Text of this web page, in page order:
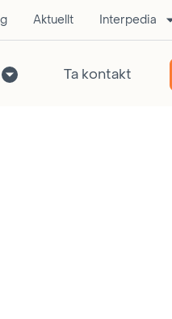
Aktuellt Interpedia
Ta kontakt